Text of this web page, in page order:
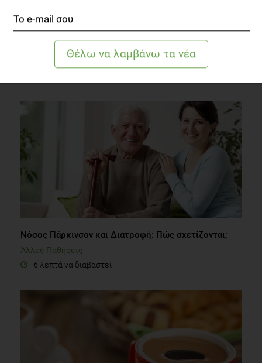
ΔΙΑΒΑΣΤΕ ΑΚΟΜΗ
Νόσος Πάρκινσον και Διατροφή: Πώς σχετίζονται;
Άλλες Παθήσεις
6 λεπτά να διαβαστεί